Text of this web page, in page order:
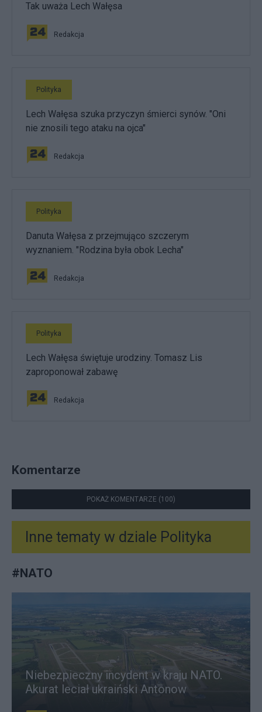
Tak uważa Lech Wałęsa
Redakcja
Polityka
Lech Wałęsa szuka przyczyn śmierci synów. "Oni
nie znosili tego ataku na ojca"
Redakcja
Polityka
Danuta Wałęsa z przejmująco szczerym
wyznaniem. "Rodzina była obok Lecha"
Redakcja
Polityka
Lech Wałęsa świętuje urodziny. Tomasz Lis
zaproponował zabawę
Redakcja
Komentarze
POKAŻ KOMENTARZE (100)
Inne tematy w dziale Polityka
#NATO
Niebezpieczny incydent w kraju NATO.
Akurat leciał ukraiński Antonow